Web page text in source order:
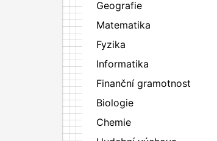
Geografie
Matematika
Fyzika
Informatika
Finanční gramotnost
Biologie
Chemie